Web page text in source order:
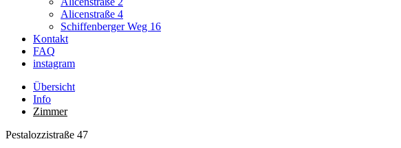
Alicenstraße 4
Schiffenberger Weg 16
Kontakt
FAQ
instagram
Übersicht
Info
Zimmer
Pestalozzistraße 47